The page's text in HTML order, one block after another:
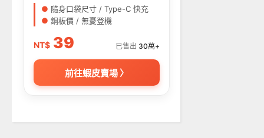
● 隨身口袋尺寸 / Type-C 快充
● 銅板價 / 無憂登機
NT$ 39 已售出 30萬+
前往蝦皮賣場 〉